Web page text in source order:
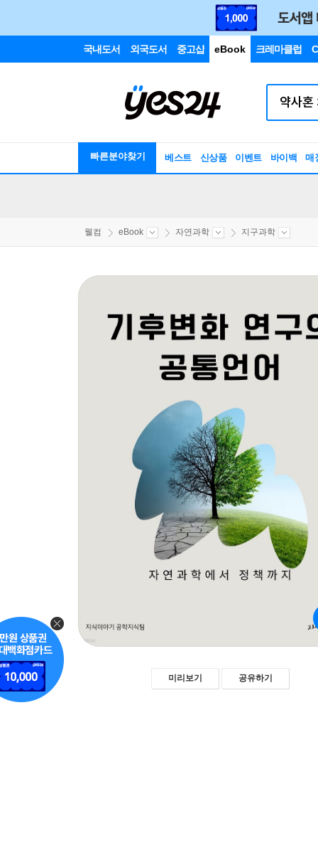
국내도서 외국도서 중고샵 eBook 크레마클럽
빠른분야찾기 베스트 신상품 이벤트 바이백 매
웰컴 eBook 자연과학 지구과학
미리보기 공유하기